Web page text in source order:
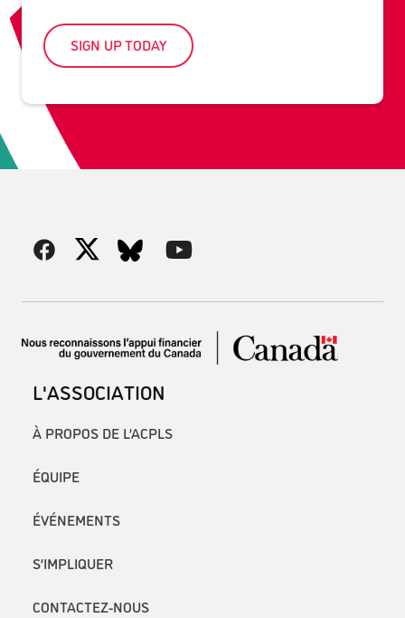
SIGN UP TODAY
L'ASSOCIATION
À PROPOS DE L’ACPLS
ÉQUIPE
ÉVÉNEMENTS
S’IMPLIQUER
CONTACTEZ-NOUS